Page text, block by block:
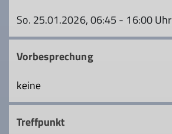
So. 25.01.2026, 06:45 - 16:00 Uhr
Vorbesprechung
keine
Treffpunkt